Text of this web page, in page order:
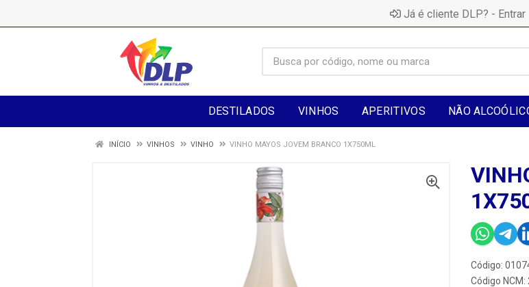
Já é cliente DLP? - Entrar
DESTILADOS VINHOS APERITIVOS NÃO
INÍCIO VINHOS VINHO VINHO MAYOS JOVEM BRANCO 1X750ML
Código:
Código